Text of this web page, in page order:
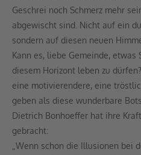
Geschrei noch Schmerz mehr
abgewischt sind. Nicht auf ein
sondern auf diesen neuen
Kann es, liebe Gemeinde, etwas
diesem Horizont leben zu
eine motivierendere, eine
geben als diese wunderbare
Dietrich Bonhoeffer hat ihre
gebracht:
„Wenn schon die Illusionen bei